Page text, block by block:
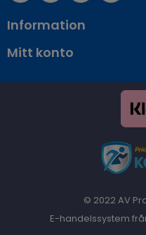
Information
Mitt konto
© 2022 AV
E-handelssystem från